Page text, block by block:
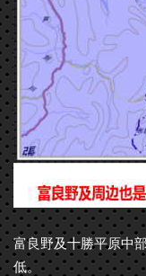
富良野及十勝平原中
低。